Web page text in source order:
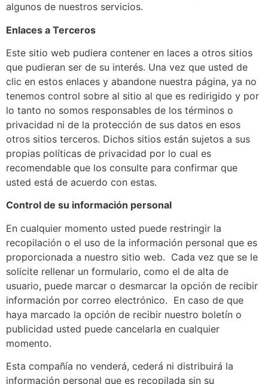
algunos de nuestros servicios.
Enlaces a Terceros
Este sitio web pudiera contener en laces a otros sitios
que pudieran ser de su interés. Una vez que usted de
clic en estos enlaces y abandone nuestra página, ya no
tenemos control sobre al sitio al que es redirigido y por
lo tanto no somos responsables de los términos o
privacidad ni de la protección de sus datos en esos
otros sitios terceros. Dichos sitios están sujetos a sus
propias políticas de privacidad por lo cual es
recomendable que los consulte para confirmar que
usted está de acuerdo con estas.
Control de su información personal
En cualquier momento usted puede restringir la
recopilación o el uso de la información personal que es
proporcionada a nuestro sitio web. Cada vez que se le
solicite rellenar un formulario, como el de alta de
usuario, puede marcar o desmarcar la opción de recibir
información por correo electrónico. En caso de que
haya marcado la opción de recibir nuestro boletín o
publicidad usted puede cancelarla en cualquier
momento.
Esta compañía no venderá, cederá ni distribuirá la
información personal que es recopilada sin su